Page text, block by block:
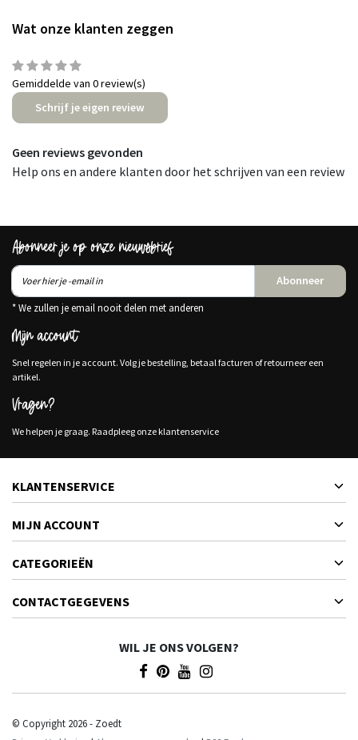
Wat onze klanten zeggen
Gemiddelde van 0 review(s)
Schrijf je eigen review
Geen reviews gevonden
Help ons en andere klanten door het schrijven van een review
Abonneer je op onze nieuwsbrief
Abonneer
* We zullen je email nooit delen met anderen
Mijn account
Snel regelen in je account. Volg je bestelling, betaal facturen of retourneer een
artikel.
Vragen?
We helpen je graag. Raadpleeg onze klantenservice
KLANTENSERVICE
MIJN ACCOUNT
CATEGORIEËN
CONTACTGEGEVENS
WIL JE ONS VOLGEN?
© Copyright 2026 - Zoedt